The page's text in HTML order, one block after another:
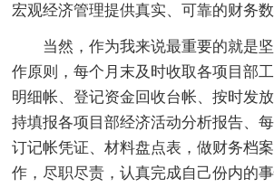
宏观经济管理提供真实、可靠的财务数
当然，作为我来说最重要的就是
作原则，每个月末及时收取各项目部
明细帐、登记资金回收台帐、按时发
持填报各项目部经济活动分析报告、
订记帐凭证、材料盘点表，做财务档
作，尽职尽责，认真完成自己份内的